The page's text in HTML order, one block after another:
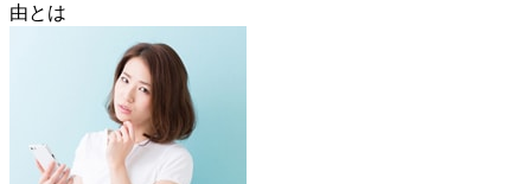
由とは